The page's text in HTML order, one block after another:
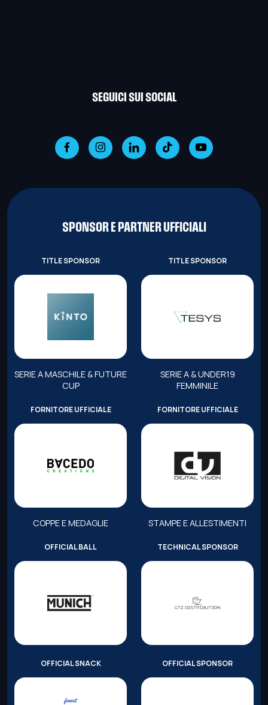
SEGUICI SUI SOCIAL
SPONSOR E PARTNER UFFICIALI
TITLE SPONSOR
SERIE A MASCHILE & FUTURE
CUP
TITLE SPONSOR
SERIE A & UNDER19
FEMMINILE
FORNITORE UFFICIALE
COPPE E MEDAGLIE
FORNITORE UFFICIALE
STAMPE E ALLESTIMENTI
OFFICIAL BALL TECHNICAL SPONSOR
OFFICIAL SNACK OFFICIAL SPONSOR